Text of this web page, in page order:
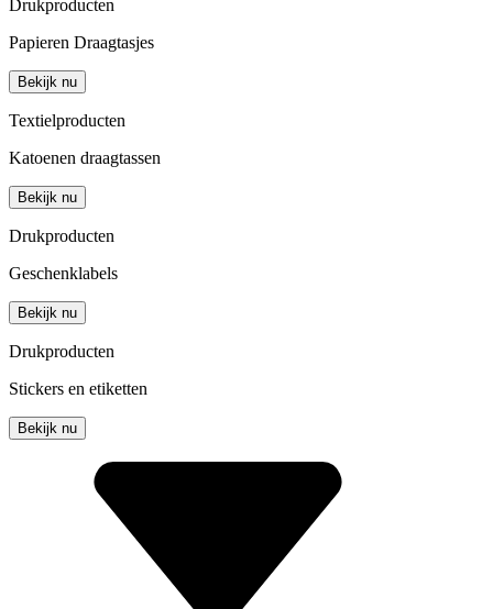
Drukproducten
Papieren Draagtasjes
Bekijk nu
Textielproducten
Katoenen draagtassen
Bekijk nu
Drukproducten
Geschenklabels
Bekijk nu
Drukproducten
Stickers en etiketten
Bekijk nu